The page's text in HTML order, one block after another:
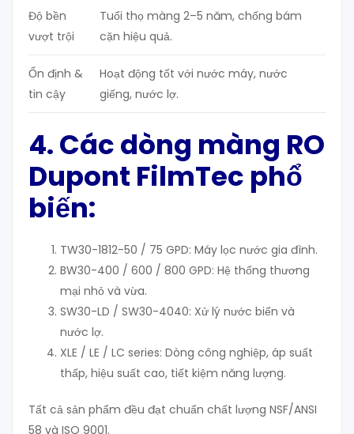
Độ bền
vượt trội
Tuổi thọ màng 2–5 năm, chống bám
cặn hiệu quả.
Ổn định &
tin cậy
Hoạt động tốt với nước máy, nước
giếng, nước lợ.
4. Các dòng màng RO
Dupont FilmTec phổ
biến:
TW30-1812-50 / 75 GPD: Máy lọc nước gia đình.
BW30-400 / 600 / 800 GPD: Hệ thống thương
mại nhỏ và vừa.
SW30-LD / SW30-4040: Xử lý nước biển và
nước lợ.
XLE / LE / LC series: Dòng công nghiệp, áp suất
thấp, hiệu suất cao, tiết kiệm năng lượng.
Tất cả sản phẩm đều đạt chuẩn chất lượng NSF/ANSI
58 và ISO 9001.